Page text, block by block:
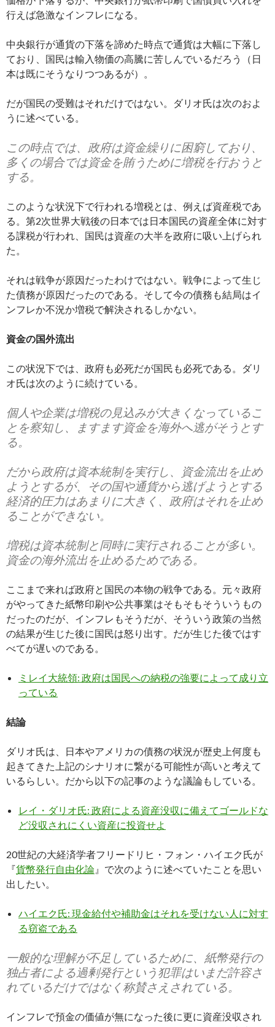
行えば急激なインフレになる。
中央銀行が通貨の下落を諦めた時点で通貨は大幅に下落し
ており、国民は輸入物価の高騰に苦しんでいるだろう（日
本は既にそうなりつつあるが）。
だが国民の受難はそれだけではない。ダリオ氏は次のおよ
うに述べている。
この時点では、政府は資金繰りに困窮しており、
多くの場合では資金を賄うために増税を行おうと
する。
このような状況下で行われる増税とは、例えば資産税であ
る。第2次世界大戦後の日本では日本国民の資産全体に対す
る課税が行われ、国民は資産の大半を政府に吸い上げられ
た。
それは戦争が原因だったわけではない。戦争によって生じ
た債務が原因だったのである。そして今の債務も結局はイ
ンフレか不況か増税で解決されるしかない。
資金の国外流出
この状況下では、政府も必死だが国民も必死である。ダリ
オ氏は次のように続けている。
個人や企業は増税の見込みが大きくなっているこ
とを察知し、ますます資金を海外へ逃がそうとす
る。
だから政府は資本統制を実行し、資金流出を止め
ようとするが、その国や通貨から逃げようとする
経済的圧力はあまりに大きく、政府はそれを止め
ることができない。
増税は資本統制と同時に実行されることが多い。
資金の海外流出を止めるためである。
ここまで来れば政府と国民の本物の戦争である。元々政府
がやってきた紙幣印刷や公共事業はそもそもそういうもの
だったのだが、インフレもそうだが、そういう政策の当然
の結果が生じた後に国民は怒り出す。だが生じた後ではす
べてが遅いのである。
ミレイ大統領: 政府は国民への納税の強要によって成り立
っている
結論
ダリオ氏は、日本やアメリカの債務の状況が歴史上何度も
起きてきた上記のシナリオに繋がる可能性が高いと考えて
いるらしい。だから以下の記事のような議論もしている。
レイ・ダリオ氏: 政府による資産没収に備えてゴールドな
ど没収されにくい資産に投資せよ
20世紀の大経済学者フリードリヒ・フォン・ハイエク氏が
『貨幣発行自由化論 』で次のように述べていたことを思い
出したい。
ハイエク氏: 現金給付や補助金はそれを受けない人に対す
る窃盗である
一般的な理解が不足しているために、紙幣発行の
独占者による過剰発行という犯罪はいまだ許容さ
れているだけではなく称賛さえされている。
インフレで預金の価値が無になった後に更に資産没収され